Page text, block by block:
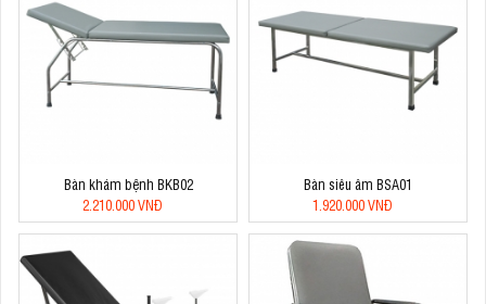
Bàn khám bệnh BKB02
2.210.000 VNĐ
Bàn siêu âm BSA01
1.920.000 VNĐ